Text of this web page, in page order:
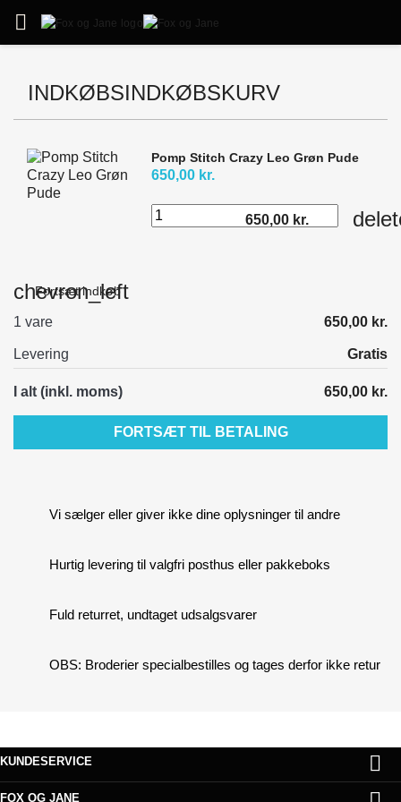

INDKØBSINDKØBSKURV
Pomp Stitch Crazy Leo Grøn Pude
650,00 kr.
650,00 kr.
chevron_left
Fortsæt indkøb
1 vare 650,00 kr.
Levering Gratis
I alt (inkl. moms) 650,00 kr.
FORTSÆT TIL BETALING
Vi sælger eller giver ikke dine oplysninger til andre
Hurtig levering til valgfri posthus eller pakkeboks
Fuld returret, undtaget udsalgsvarer
OBS: Broderier specialbestilles og tages derfor ikke retur
KUNDESERVICE 
FOX OG JANE